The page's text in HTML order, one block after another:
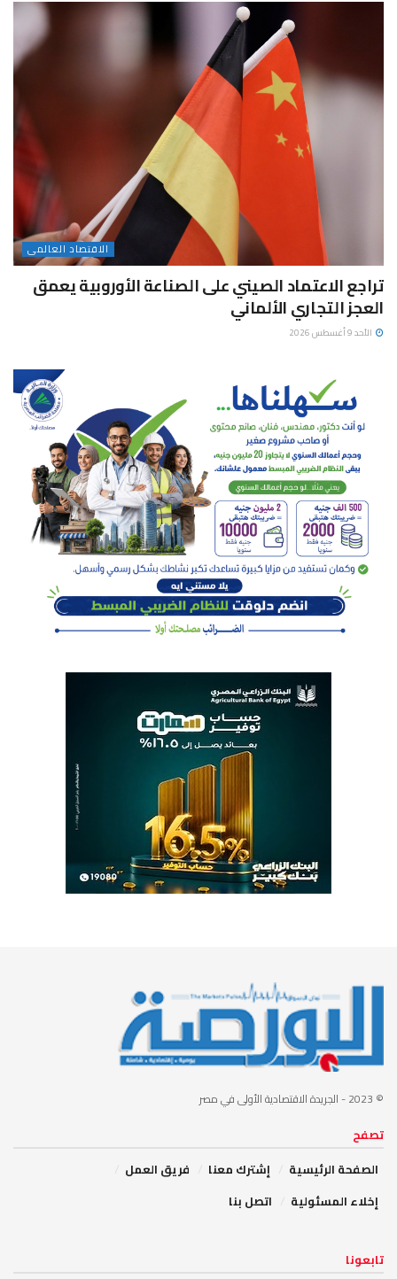
الاقتصاد العالمى
تراجع الاعتماد الصيني على الصناعة الأوروبية يعمق
العجز التجاري الألماني
الأحد 9 أغسطس 2026
© 2023 - الجريدة الاقتصادية الأولى في مصر
تصفح
الصفحة الرئيسية
إشترك معنا
فريق العمل
إخلاء المسئولية
اتصل بنا
تابعونا